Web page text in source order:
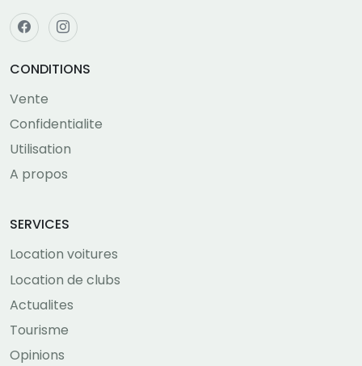
CONDITIONS
Vente
Confidentialite
Utilisation
A propos
SERVICES
Location voitures
Location de clubs
Actualites
Tourisme
Opinions